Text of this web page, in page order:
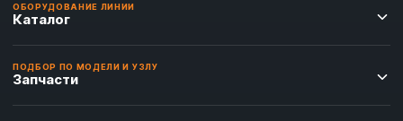
ОБОРУДОВАНИЕ ЛИНИИ
Каталог
ПОДБОР ПО МОДЕЛИ И УЗЛУ
Запчасти